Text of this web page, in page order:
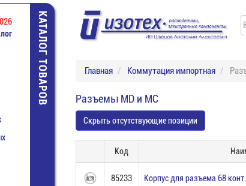
КАТАЛОГ ТОВАРОВ Главная Коммутация импортная
Разъемы MD и МС
Скрыть отсутствующие позиции
Код
85233 Корпус для разъема 68